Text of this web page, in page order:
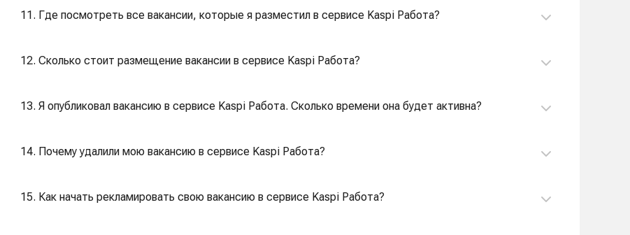
11. Где посмотреть все вакансии, которые я разместил в сервисе Kaspi Работа?
12. Сколько стоит размещение вакансии в сервисе Kaspi Работа?
13. Я опубликовал вакансию в сервисе Kaspi Работа. Сколько времени она будет активна?
14. Почему удалили мою вакансию в сервисе Kaspi Работа?
15. Как начать рекламировать свою вакансию в сервисе Kaspi Работа?